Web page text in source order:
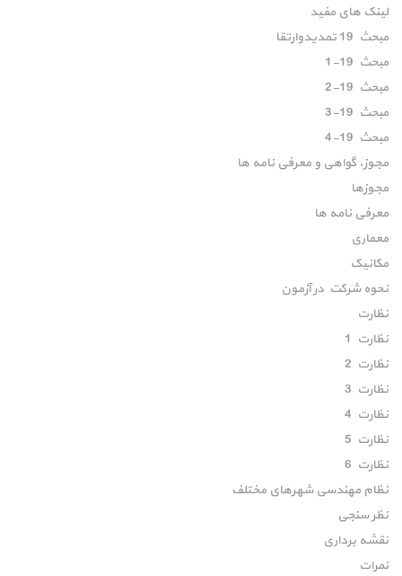
لینک های مفید
مبحث 19 تمدیدوارتقا
مبحث 19-1
مبحث 19-2
مبحث 19-3
مبحث 19-4
مجوز، گواهی و معرفی نامه ها
مجوزها
معرفی نامه ها
معماری
مکانیک
نحوه شرکت در آزمون
نظارت
نظارت 1
نظارت 2
نظارت 3
نظارت 4
نظارت 5
نظارت 6
نظام مهندسی شهرهای مختلف
نظر سنجی
نقشه برداری
نمرات